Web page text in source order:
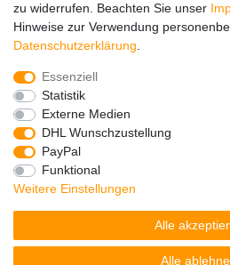
Impressum
Barrierefreiheitserklärung
zu widerrufen. Beachten Sie unser
Hinweise zur Verwendung
Daten­schutz­erklärung
Essenziell
Statistik
Externe Medien
DHL Wunschzustellung
PayPal
Funktional
Weitere Einstellungen
Alle
Alle